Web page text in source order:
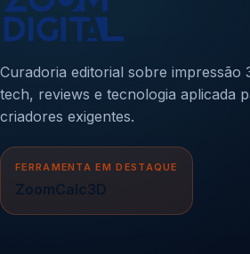
Curadoria editorial sobre impressão
tech, reviews e tecnologia aplicada
criadores exigentes.
FERRAMENTA EM DESTAQUE
ZoomCalc3D